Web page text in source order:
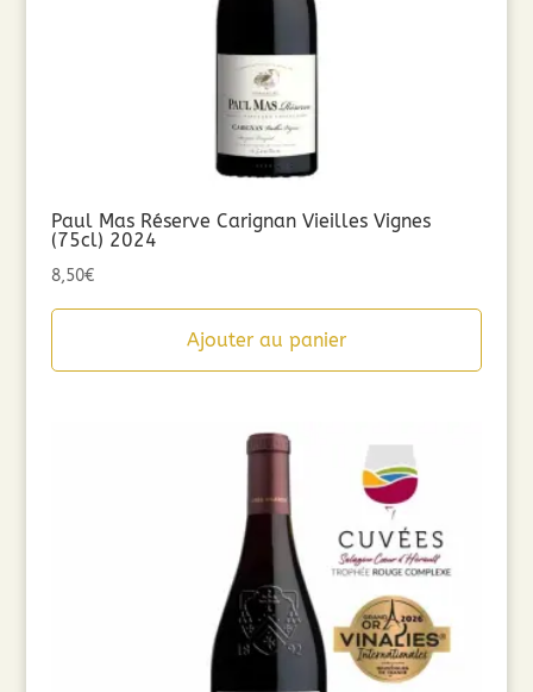
Paul Mas Réserve Carignan Vieilles Vignes
(75cl) 2024
8,50€
Ajouter au panier